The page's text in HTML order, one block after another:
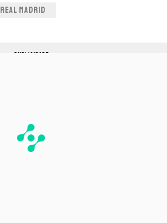
REAL MADRID
PUBLICIDADE